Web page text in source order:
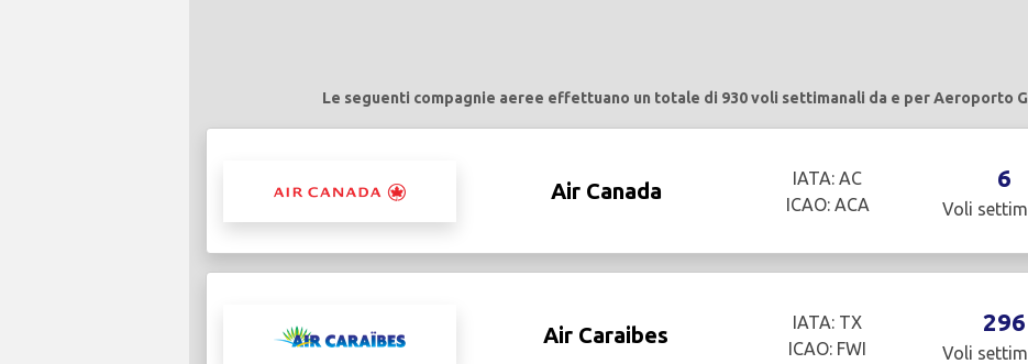
Le seguenti compagnie aeree effettuano un totale di 930 voli settimanali da e per Aeroporto
Air Canada
IATA: AC
ICAO: ACA
6
Voli
Air Caraibes
IATA: TX
ICAO: FWI
296
Voli